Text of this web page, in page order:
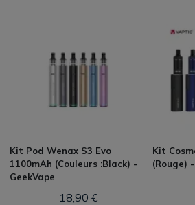
Kit Pod Wenax S3 Evo
1100mAh (Couleurs :Black) -
GeekVape
18,90 €
Kit
(Rouge)